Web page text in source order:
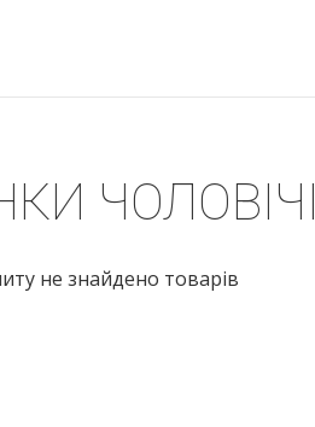
ЧОЛОВІЧІ
не знайдено товарів